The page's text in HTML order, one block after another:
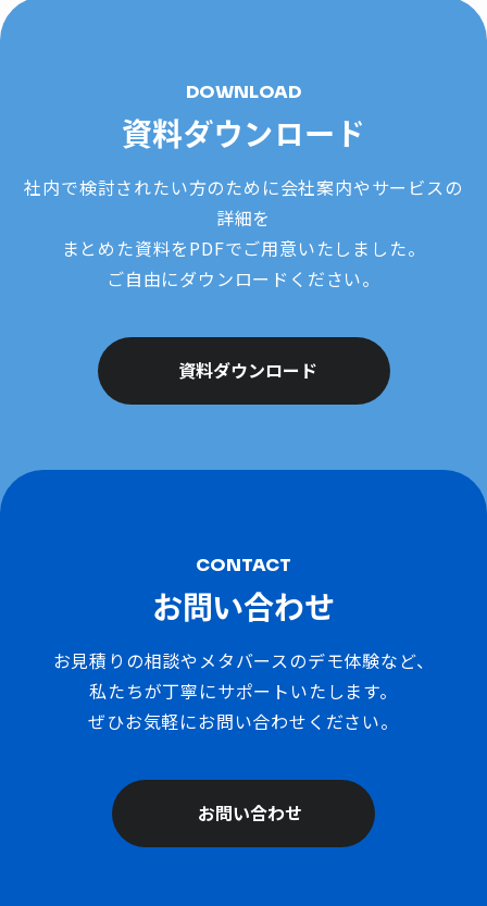
DOWNLOAD
資料ダウンロード
社内で検討されたい方のために会社案内やサービスの
詳細を
まとめた資料をPDFでご用意いたしました。
ご自由にダウンロードください。
資料ダウンロード
CONTACT
お問い合わせ
お見積りの相談やメタバースのデモ体験など、
私たちが丁寧にサポートいたします。
ぜひお気軽にお問い合わせください。
お問い合わせ